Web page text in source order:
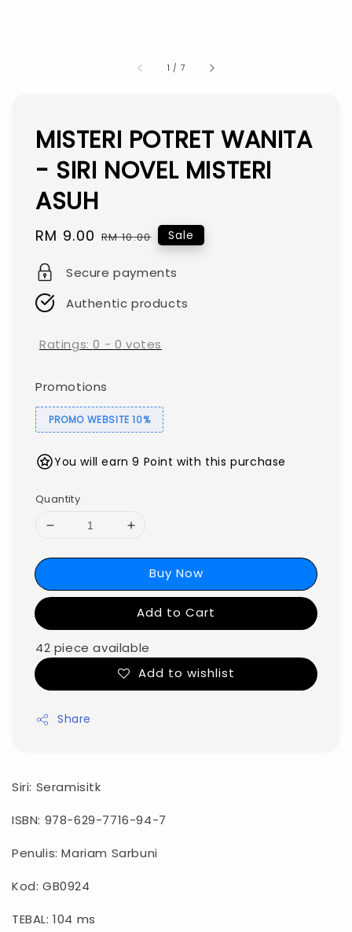
1 / 7
MISTERI POTRET WANITA
- SIRI NOVEL MISTERI
ASUH
Sale
RM 9.00 Regular
RM 10.00 Sale
Secure payments
Authentic products
Ratings:0 - 0 votes
Promotions
PROMO WEBSITE 10%
You will earn 9 Point with this purchase
Quantity
Buy Now
Add to Cart
42 piece available
Add to wishlist
Share
Siri: Seramisitk
ISBN: 978-629-7716-94-7
Penulis: Mariam Sarbuni
Kod: GB0924
TEBAL: 104 ms